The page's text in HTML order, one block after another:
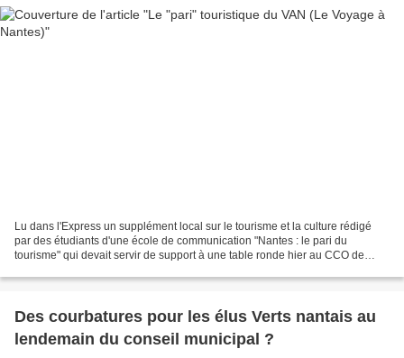
Lu dans l'Express un supplément local sur le tourisme et la culture rédigé
par des étudiants d'une école de communication "Nantes : le pari du
tourisme" qui devait servir de support à une table ronde hier au CCO de
Des courbatures pour les élus Verts nantais au
lendemain du conseil municipal ?